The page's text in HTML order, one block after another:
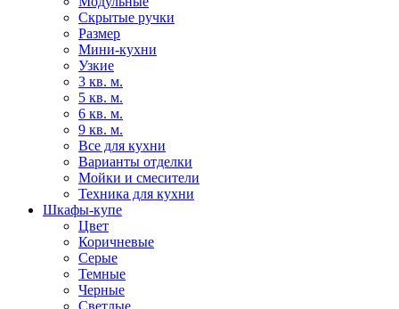
Скрытые ручки
Размер
Мини-кухни
Узкие
3 кв. м.
5 кв. м.
6 кв. м.
9 кв. м.
Все для кухни
Варианты отделки
Мойки и смесители
Техника для кухни
Шкафы-купе
Цвет
Коричневые
Серые
Темные
Черные
Светлые